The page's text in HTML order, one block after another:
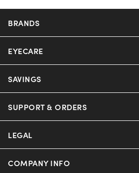
BRANDS
Nuance Audio
Ray-Ban
EYECARE
Our Eyeglasses
Our Sunglasses
SAVINGS
Offers & Discount
Insurance
SUPPORT & ORDERS
Help Center
Online Order Status
LEGAL
Privacy Policy
COMPANY INFO